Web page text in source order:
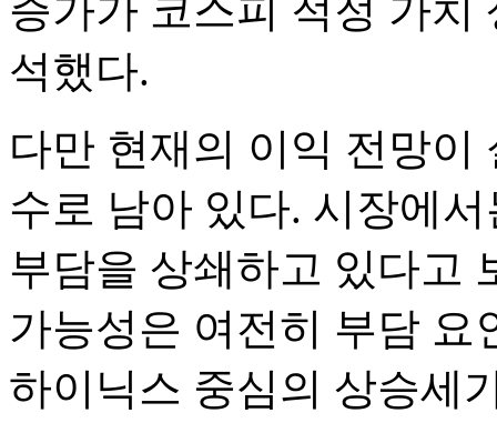
증가가 코스피 적정 가
석했다.
다만 현재의 이익 전망이
수로 남아 있다. 시장에
부담을 상쇄하고 있다고
가능성은 여전히 부담 요
하이닉스 중심의 상승세